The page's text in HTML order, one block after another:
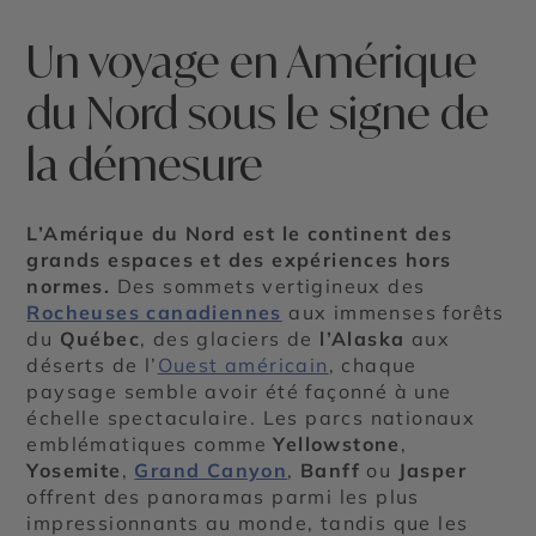
Un voyage en Amérique
du Nord sous le signe de
la démesure
L’Amérique du Nord est le continent des
grands espaces et des expériences hors
normes. Des sommets vertigineux des
Rocheuses canadiennes aux immenses forêts
du Québec, des glaciers de l’Alaska aux
déserts de l’ Ouest américain , chaque
paysage semble avoir été façonné à une
échelle spectaculaire. Les parcs nationaux
emblématiques commeYellowstone ,
Yosemite , Grand Canyon, Banff ou Jasper
offrent des panoramas parmi les plus
impressionnants au monde, tandis que les